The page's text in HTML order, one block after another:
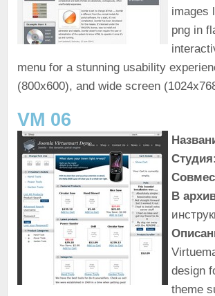
images
png in
menu for a stunning usability
(800x600), and wide screen
VM 06
Студия:
В
design
theme